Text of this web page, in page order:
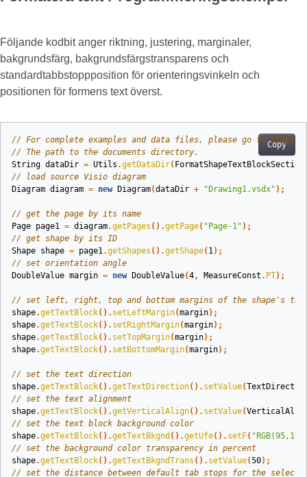
Följande kodbit anger riktning, justering, marginaler,
bakgrundsfärg, bakgrundsfärgstransparens och
standardtabbstoppposition för orienteringsvinkeln och
positionen för formens text överst.
Copy
// For complete examples and data files, please go to https://
// The path to the documents directory.
String dataDir = Utils .getDataDir( FormatShapeTextBlockSection
// load source Visio diagram
Diagram diagram = new Diagram(dataDir + "Drawing1.vsdx" );
// get the page by its name
Page page1 = diagram.getPages ().getPage( "Page-1" );
// get shape by its ID
Shape shape = page1.getShapes ().getShape( 1);
// set orientation angle
DoubleValue margin = new DoubleValue(4, MeasureConst . PT);
// set left, right, top and bottom margins of the shape's
shape.getTextBlock(). setLeftMargin(margin);
shape.getTextBlock(). setRightMargin(margin);
shape.getTextBlock(). setTopMargin(margin);
shape.getTextBlock(). setBottomMargin(margin);
// set the text direction
shape.getTextBlock().getTextDirection(). setValue(
// set the text alignment
shape.getTextBlock().getVerticalAlign(). setValue(
// set the text block background color
shape.getTextBlock().getTextBkgnd ().getUfe(). setF(
// set the background color transparency in percent
shape.getTextBlock().getTextBkgndTrans (). setValue(50);
// set the distance between default tab stops for the